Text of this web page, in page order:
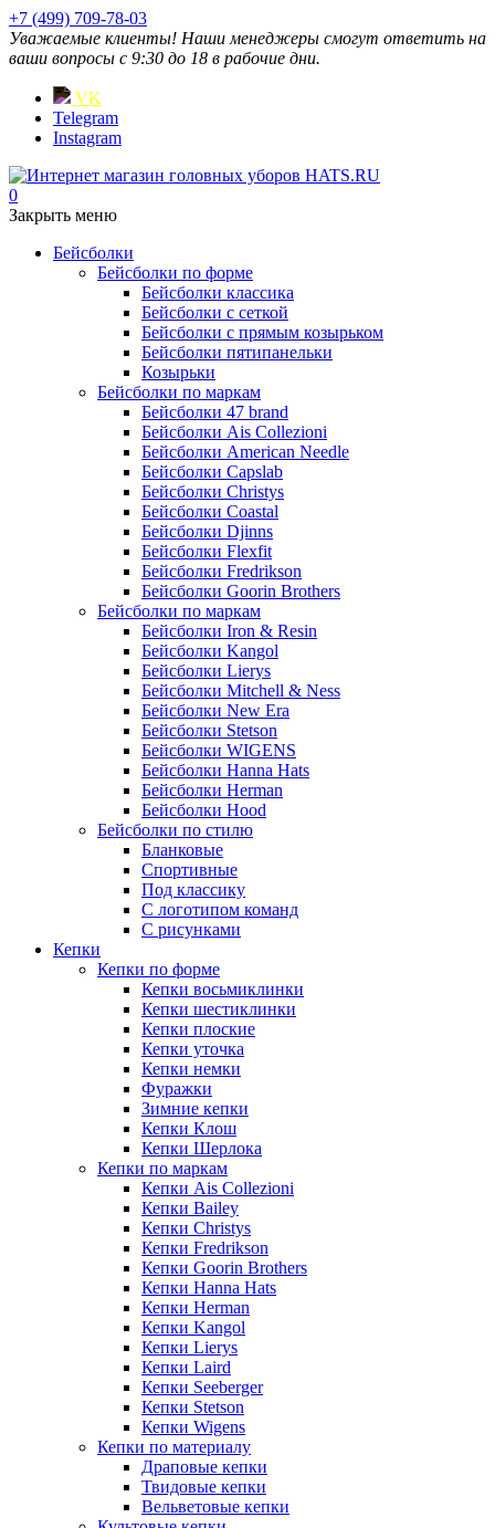
+7 (499) 709-78-03
Уважаемые клиенты! Наши менеджеры смогут ответить на
ваши вопросы с 9:30 до 18 в рабочие дни.
VK
Telegram
Instagram
0
Закрыть меню
Бейсболки
Бейсболки по форме
Бейсболки классика
Бейсболки с сеткой
Бейсболки с прямым козырьком
Бейсболки пятипанельки
Козырьки
Бейсболки по маркам
Бейсболки 47 brand
Бейсболки Ais Collezioni
Бейсболки American Needle
Бейсболки Capslab
Бейсболки Christys
Бейсболки Coastal
Бейсболки Djinns
Бейсболки Flexfit
Бейсболки Fredrikson
Бейсболки Goorin Brothers
Бейсболки по маркам
Бейсболки Iron & Resin
Бейсболки Kangol
Бейсболки Lierys
Бейсболки Mitchell & Ness
Бейсболки New Era
Бейсболки Stetson
Бейсболки WIGENS
Бейсболки Hanna Hats
Бейсболки Herman
Бейсболки Hood
Бейсболки по стилю
Бланковые
Спортивные
Под классику
С логотипом команд
С рисунками
Кепки
Кепки по форме
Кепки восьмиклинки
Кепки шестиклинки
Кепки плоские
Кепки уточка
Кепки немки
Фуражки
Зимние кепки
Кепки Клош
Кепки Шерлока
Кепки по маркам
Кепки Ais Collezioni
Кепки Bailey
Кепки Christys
Кепки Fredrikson
Кепки Goorin Brothers
Кепки Hanna Hats
Кепки Herman
Кепки Kangol
Кепки Lierys
Кепки Laird
Кепки Seeberger
Кепки Stetson
Кепки Wigens
Кепки по материалу
Драповые кепки
Твидовые кепки
Вельветовые кепки